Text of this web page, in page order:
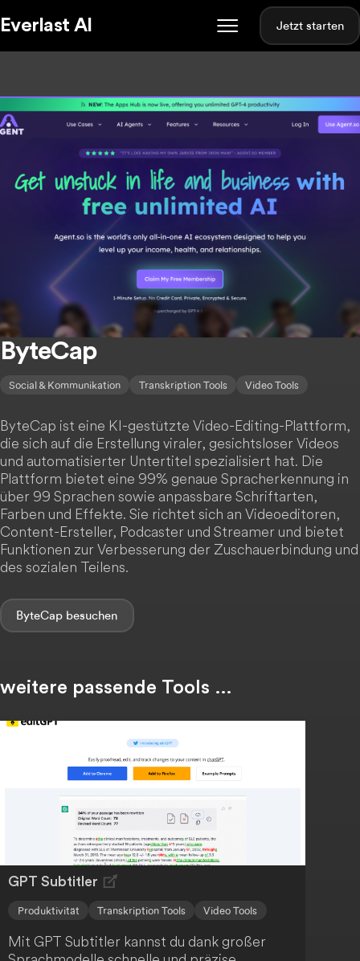
Everlast AI Jetzt starten
ByteCap
Social & Kommunikation Transkription Tools Video Tools
ByteCap ist eine KI-gestützte Video-Editing-Plattform,
die sich auf die Erstellung viraler, gesichtsloser Videos
und automatisierter Untertitel spezialisiert hat. Die
Plattform bietet eine 99% genaue Spracherkennung in
über 99 Sprachen sowie anpassbare Schriftarten,
Farben und Effekte. Sie richtet sich an Videoeditoren,
Content-Ersteller, Podcaster und Streamer und bietet
Funktionen zur Verbesserung der Zuschauerbindung und
des sozialen Teilens.
ByteCap
weitere passende Tools …
GPT Subtitler
Produktivität Transkription Tools Video Tools
Mit GPT Subtitler kannst du dank großer